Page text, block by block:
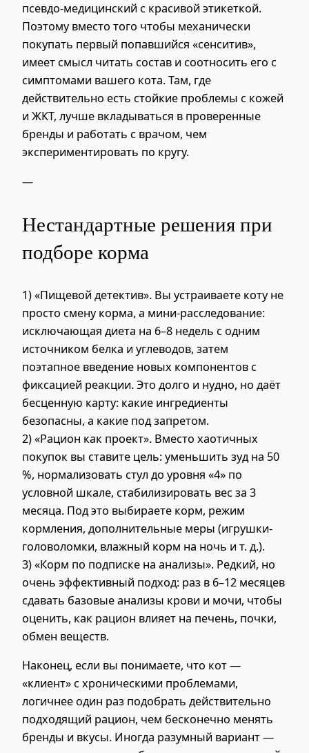
псевдо-медицинский с красивой этикеткой.
Поэтому вместо того чтобы механически
покупать первый попавшийся «сенситив»,
имеет смысл читать состав и соотносить его с
симптомами вашего кота. Там, где
действительно есть стойкие проблемы с кожей
и ЖКТ, лучше вкладываться в проверенные
бренды и работать с врачом, чем
экспериментировать по кругу.
—
Нестандартные решения при
подборе корма
1) «Пищевой детектив». Вы устраиваете коту не
просто смену корма, а мини-расследование:
исключающая диета на 6–8 недель с одним
источником белка и углеводов, затем
поэтапное введение новых компонентов с
фиксацией реакции. Это долго и нудно, но даёт
бесценную карту: какие ингредиенты
безопасны, а какие под запретом.
2) «Рацион как проект». Вместо хаотичных
покупок вы ставите цель: уменьшить зуд на 50
%, нормализовать стул до уровня «4» по
условной шкале, стабилизировать вес за 3
месяца. Под это выбираете корм, режим
кормления, дополнительные меры (игрушки-
головоломки, влажный корм на ночь и т. д.).
3) «Корм по подписке на анализы». Редкий, но
очень эффективный подход: раз в 6–12 месяцев
сдавать базовые анализы крови и мочи, чтобы
оценить, как рацион влияет на печень, почки,
обмен веществ.
Наконец, если вы понимаете, что кот —
«клиент» с хроническими проблемами,
логичнее один раз подобрать действительно
подходящий рацион, чем бесконечно менять
бренды и вкусы. Иногда разумный вариант —